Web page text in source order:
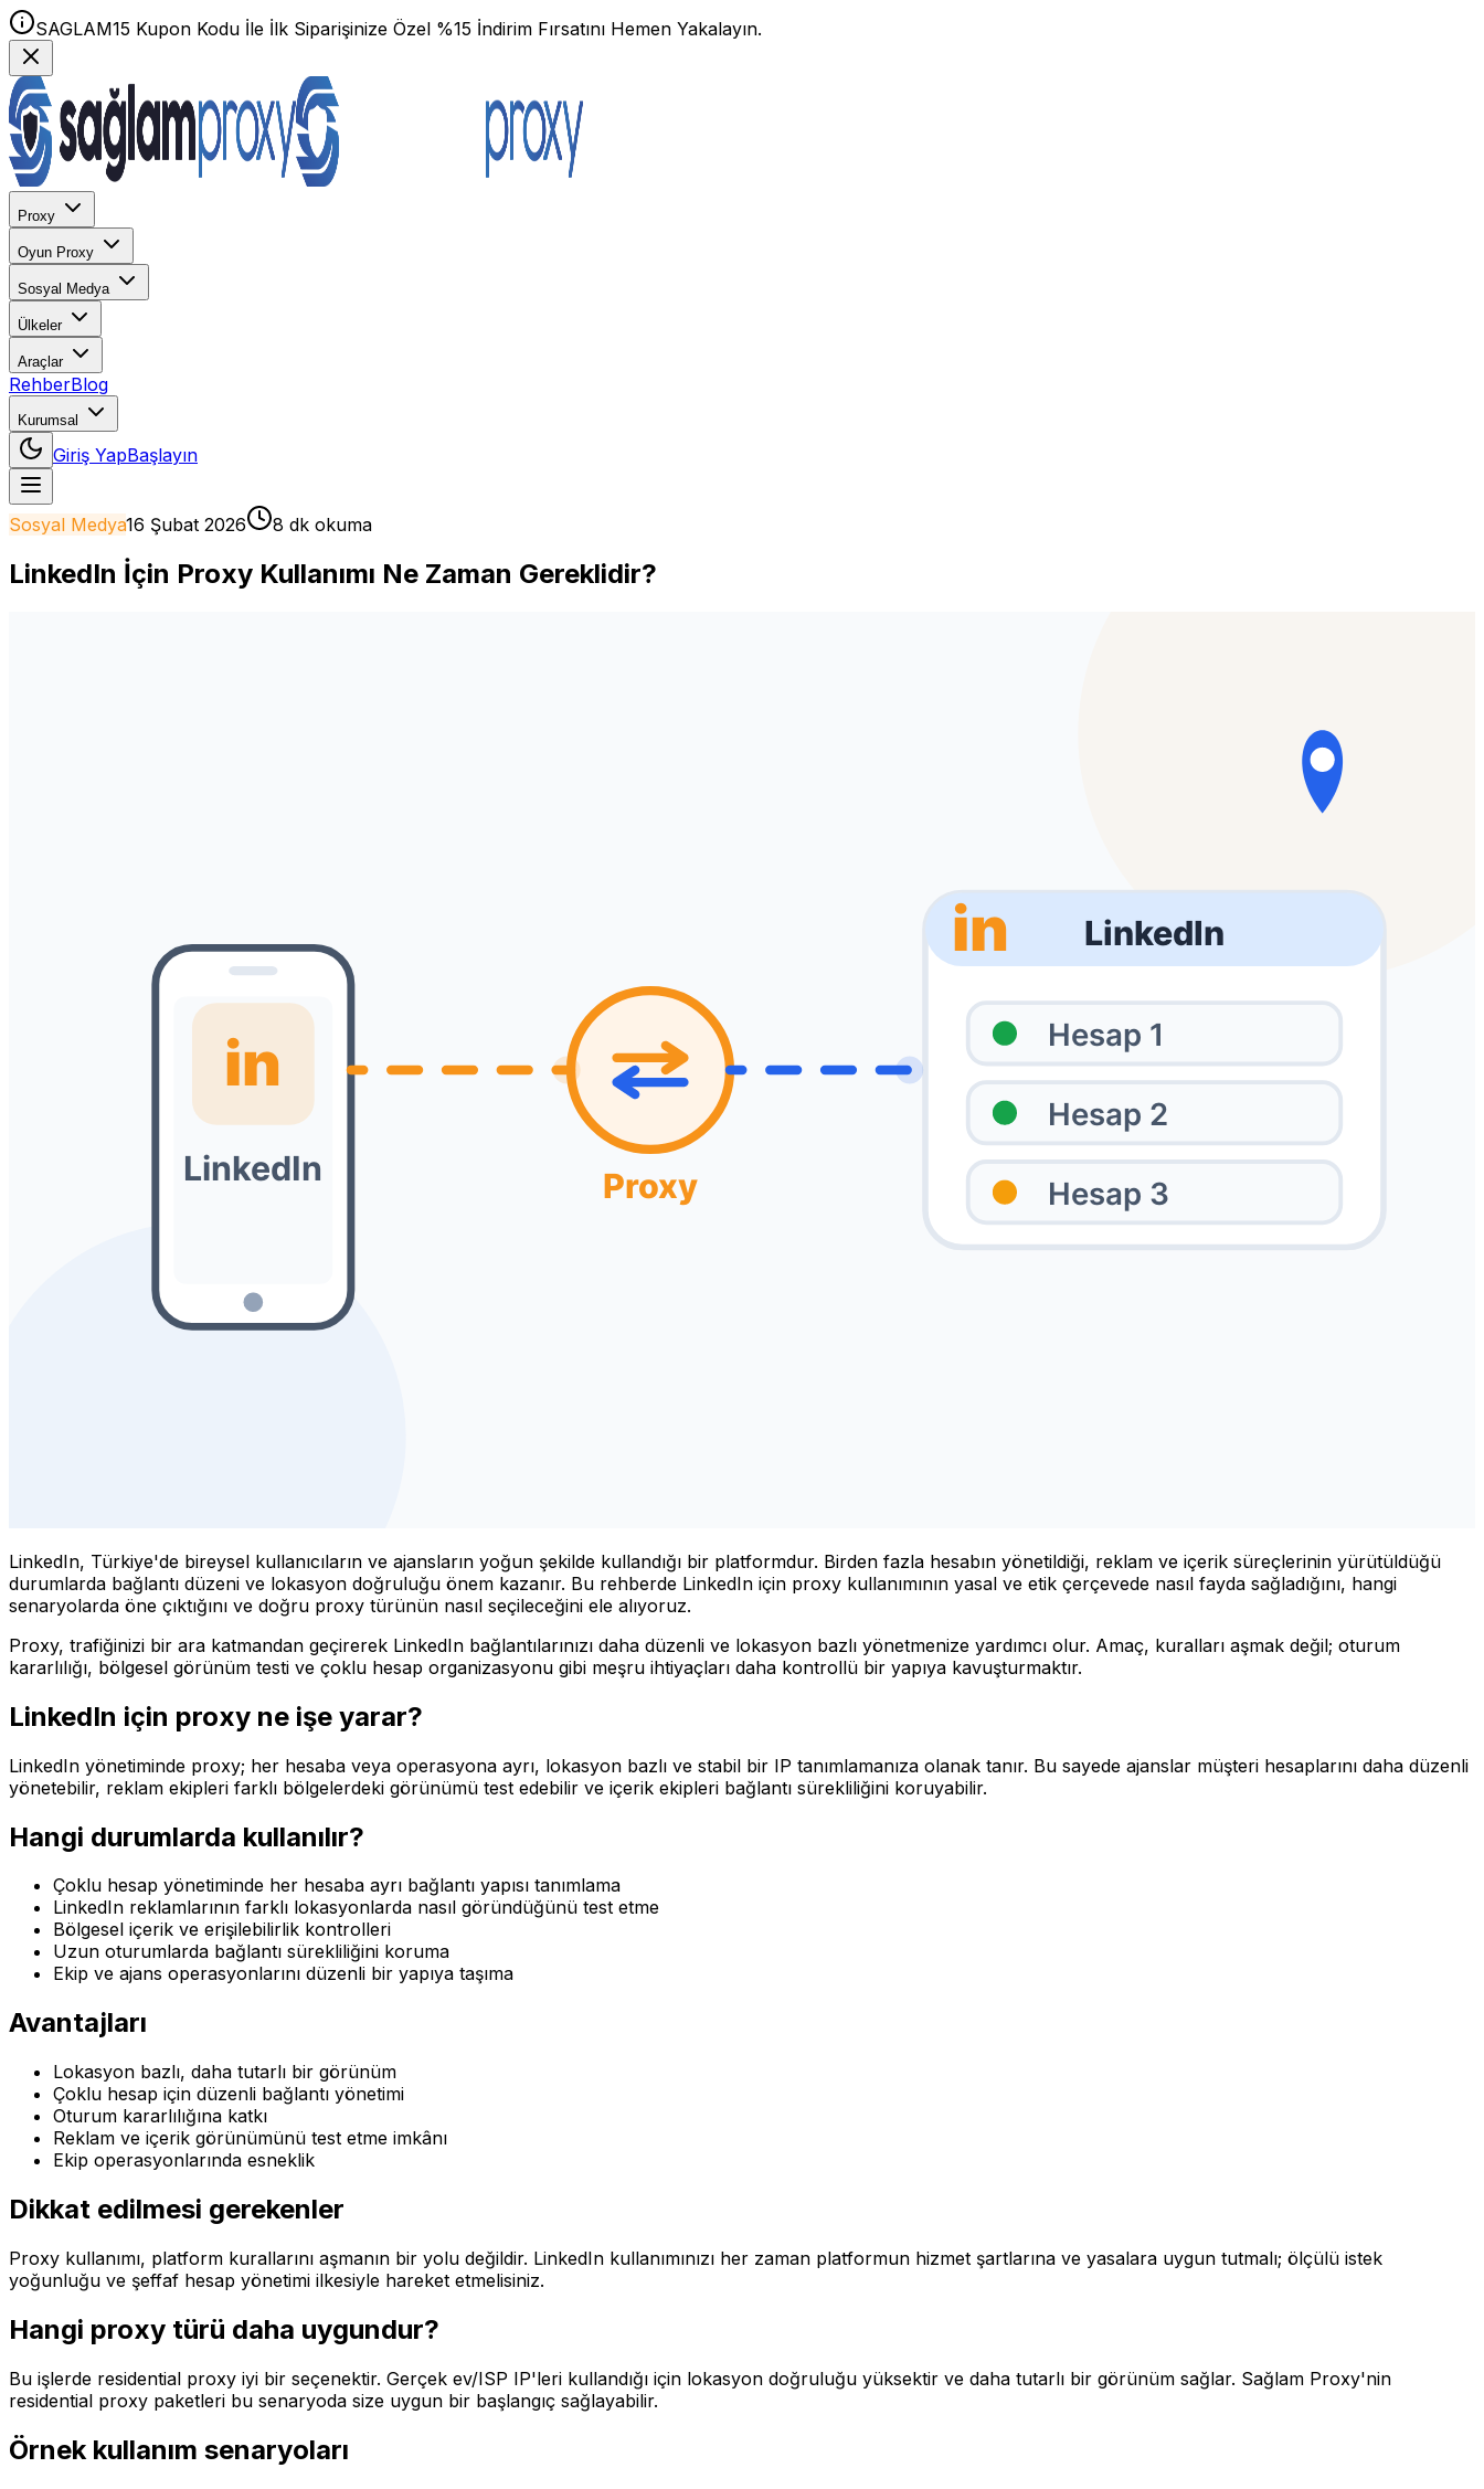
SAGLAM15 Kupon Kodu İle İlk Siparişinize Özel %15 İndirim Fırsatını Hemen Yakalayın.
Proxy
Oyun Proxy
Sosyal Medya
Ülkeler
Araçlar
RehberBlog
Kurumsal
Giriş YapBaşlayın
Sosyal Medya16 Şubat 2026 8 dk okuma
LinkedIn İçin Proxy Kullanımı Ne Zaman Gereklidir?
LinkedIn, Türkiye'de bireysel kullanıcıların ve ajansların yoğun şekilde kullandığı bir platformdur. Birden fazla hesabın yönetildiği, reklam ve içerik süreçlerinin yürütüldüğü
durumlarda bağlantı düzeni ve lokasyon doğruluğu önem kazanır. Bu rehberde LinkedIn için proxy kullanımının yasal ve etik çerçevede nasıl fayda sağladığını, hangi
senaryolarda öne çıktığını ve doğru proxy türünün nasıl seçileceğini ele alıyoruz.
Proxy, trafiğinizi bir ara katmandan geçirerek LinkedIn bağlantılarınızı daha düzenli ve lokasyon bazlı yönetmenize yardımcı olur. Amaç, kuralları aşmak değil; oturum
kararlılığı, bölgesel görünüm testi ve çoklu hesap organizasyonu gibi meşru ihtiyaçları daha kontrollü bir yapıya kavuşturmaktır.
LinkedIn için proxy ne işe yarar?
LinkedIn yönetiminde proxy; her hesaba veya operasyona ayrı, lokasyon bazlı ve stabil bir IP tanımlamanıza olanak tanır. Bu sayede ajanslar müşteri hesaplarını daha düzenli
yönetebilir, reklam ekipleri farklı bölgelerdeki görünümü test edebilir ve içerik ekipleri bağlantı sürekliliğini koruyabilir.
Hangi durumlarda kullanılır?
Çoklu hesap yönetiminde her hesaba ayrı bağlantı yapısı tanımlama
LinkedIn reklamlarının farklı lokasyonlarda nasıl göründüğünü test etme
Bölgesel içerik ve erişilebilirlik kontrolleri
Uzun oturumlarda bağlantı sürekliliğini koruma
Ekip ve ajans operasyonlarını düzenli bir yapıya taşıma
Avantajları
Lokasyon bazlı, daha tutarlı bir görünüm
Çoklu hesap için düzenli bağlantı yönetimi
Oturum kararlılığına katkı
Reklam ve içerik görünümünü test etme imkânı
Ekip operasyonlarında esneklik
Dikkat edilmesi gerekenler
Proxy kullanımı, platform kurallarını aşmanın bir yolu değildir. LinkedIn kullanımınızı her zaman platformun hizmet şartlarına ve yasalara uygun tutmalı; ölçülü istek
yoğunluğu ve şeffaf hesap yönetimi ilkesiyle hareket etmelisiniz.
Hangi proxy türü daha uygundur?
Bu işlerde residential proxy iyi bir seçenektir. Gerçek ev/ISP IP'leri kullandığı için lokasyon doğruluğu yüksektir ve daha tutarlı bir görünüm sağlar. Sağlam Proxy'nin
residential proxy paketleri bu senaryoda size uygun bir başlangıç sağlayabilir.
Örnek kullanım senaryoları